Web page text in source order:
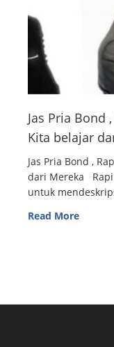
Jas Pria Bond
Kita belajar
Jas Pria Bond ,
dari Mereka
untuk
Read More